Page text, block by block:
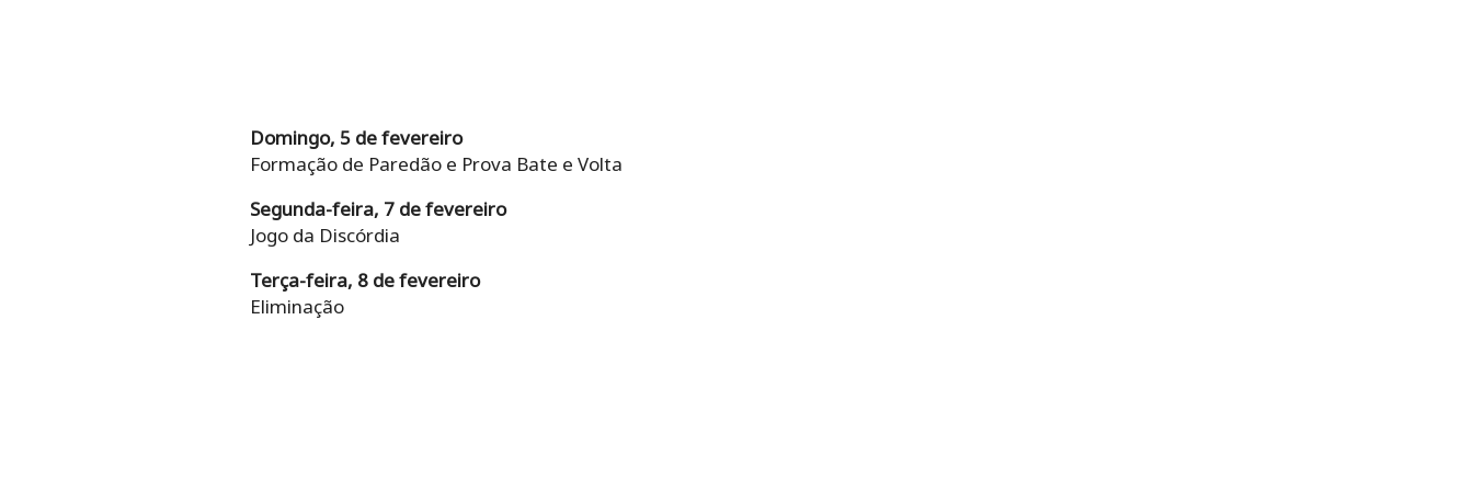
Domingo, 5 de fevereiro
Formação de Paredão e Prova Bate e Volta
Segunda-feira, 7 de fevereiro
Jogo da Discórdia
Terça-feira, 8 de fevereiro
Eliminação